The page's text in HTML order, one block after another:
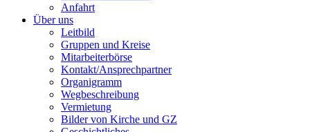
Anfahrt
Über uns
Leitbild
Gruppen und Kreise
Mitarbeiterbörse
Kontakt/Ansprechpartner
Organigramm
Wegbeschreibung
Vermietung
Bilder von Kirche und GZ